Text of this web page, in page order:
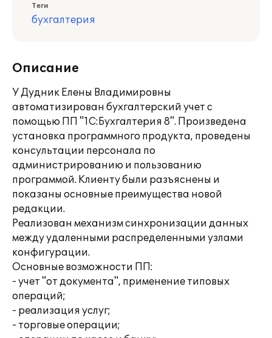
Теги
бухгалтерия
Описание
У Дудник Елены Владимировны
автоматизирован бухгалтерский учет с
помощью ПП "1С:Бухгалтерия 8". Произведена
установка программного продукта, проведены
консультации персонала по
администрированию и пользованию
программой. Клиенту были разъяснены и
показаны основные преимущества новой
редакции.
Реализован механизм синхронизации данных
между удаленными распределенными узлами
конфигурации.
Основные возможности ПП:
- учет "от документа", применение типовых
операций;
- реализация услуг;
- торговые операции;